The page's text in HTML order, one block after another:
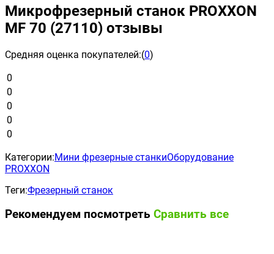
Микрофрезерный станок PROXXON
MF 70 (27110) отзывы
Средняя оценка покупателей:(0)
0
0
0
0
0
Категории:Мини фрезерные станкиОборудование
PROXXON
Теги:Фрезерный станок
Рекомендуем посмотреть Сравнить все